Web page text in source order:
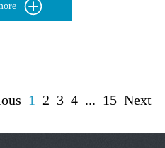
1 2 3 4 ... 15 Next